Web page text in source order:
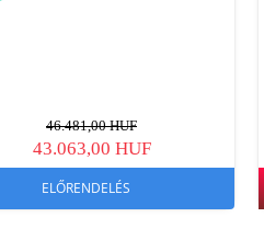
46.481,00 HUF
43.063,00 HUF
ELŐRENDELÉS